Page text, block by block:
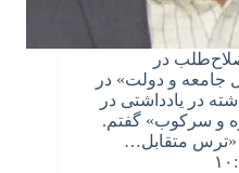
در
جامعه و دولت» در
در یادداشتی در
و سرکوب» گفتم.
«ترس متقابل…